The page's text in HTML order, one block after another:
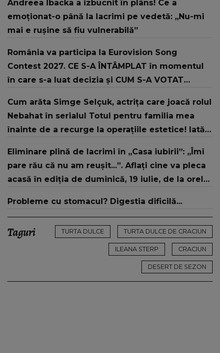
Andreea Ibacka a izbucnit în plâns! Ce a
emoționat-o până la lacrimi pe vedetă: „Nu-mi
mai e rușine să fiu vulnerabilă”
România va participa la Eurovision Song
Contest 2027. CE S-A ÎNTÂMPLAT în momentul
în care s-a luat decizia și CUM S-A VOTAT
strategic de..."
Cum arăta Simge Selçuk, actrița care joacă rolul
Nebahat în serialul Totul pentru familia mea
înainte de a recurge la operațiile estetice! Iată
„Tinerețe rebelă”
Eliminare plină de lacrimi în „Casa iubirii”: „Îmi
pare rău că nu am reușit...”. Aflați cine va pleca
acasă în ediția de duminică, 19 iulie, de la orele
Probleme cu stomacul? Digestia dificilă...
Taguri TURTA DULCE TURTA DULCE DE CRACIUN
ILEANA STERP CRACIUN
DESERT DE SEZON